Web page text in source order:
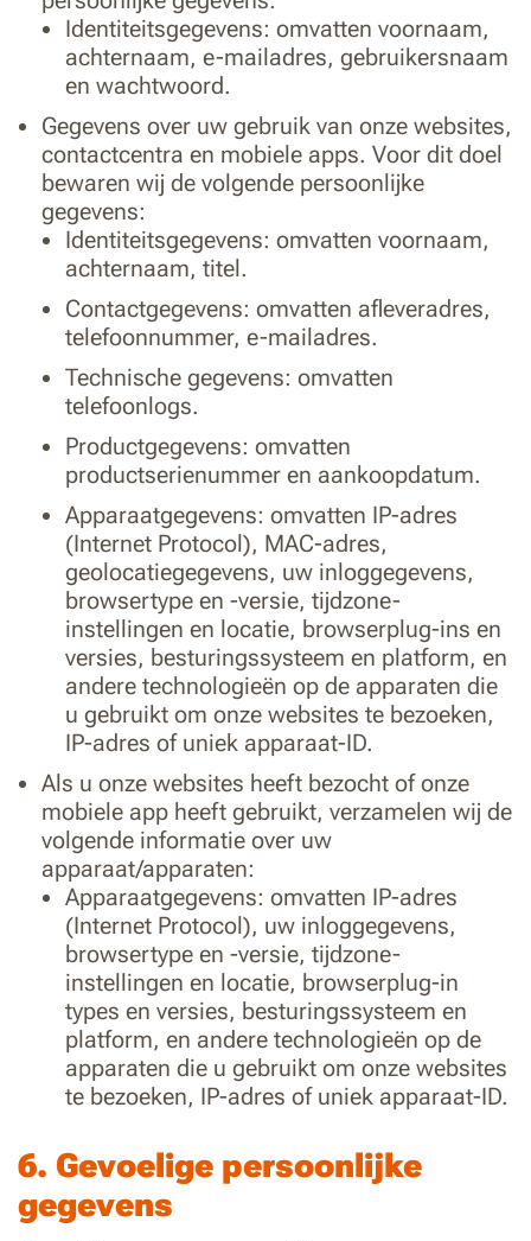
Identiteitsgegevens: omvatten voornaam,
achternaam, e-mailadres, gebruikersnaam
en wachtwoord.
Gegevens over uw gebruik van onze websites,
contactcentra en mobiele apps. Voor dit doel
bewaren wij de volgende persoonlijke
gegevens:
Identiteitsgegevens: omvatten voornaam,
achternaam, titel.
Contactgegevens: omvatten afleveradres,
telefoonnummer, e-mailadres.
Technische gegevens: omvatten
telefoonlogs.
Productgegevens: omvatten
productserienummer en aankoopdatum.
Apparaatgegevens: omvatten IP-adres
(Internet Protocol), MAC-adres,
geolocatiegegevens, uw inloggegevens,
browsertype en -versie, tijdzone-
instellingen en locatie, browserplug-ins en
versies, besturingssysteem en platform, en
andere technologieën op de apparaten die
u gebruikt om onze websites te bezoeken,
IP-adres of uniek apparaat-ID.
Als u onze websites heeft bezocht of onze
mobiele app heeft gebruikt, verzamelen wij de
volgende informatie over uw
apparaat/apparaten:
Apparaatgegevens: omvatten IP-adres
(Internet Protocol), uw inloggegevens,
browsertype en -versie, tijdzone-
instellingen en locatie, browserplug-in
types en versies, besturingssysteem en
platform, en andere technologieën op de
apparaten die u gebruikt om onze websites
te bezoeken, IP-adres of uniek apparaat-ID.
6. Gevoelige persoonlijke
gegevens